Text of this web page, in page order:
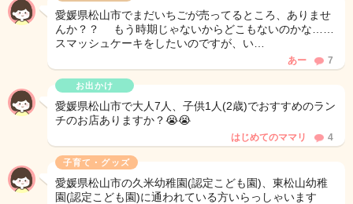
愛媛県松山市でまだいちごが売ってるところ、ありませ
んか？？ もう時期じゃないからどこもないのかな……
スマッシュケーキをしたいのですが、い…
あー 7
お出かけ
愛媛県松山市で大人7人、子供1人(2歳)でおすすめのラン
チのお店ありますか？😭😭
はじめてのママリ 4
子育て・グッズ
愛媛県松山市の久米幼稚園(認定こども園)、東松山幼稚
園(認定こども園)に通われている方いらっしゃいます